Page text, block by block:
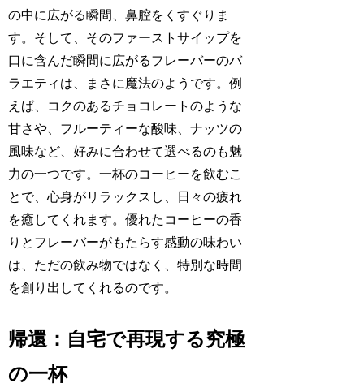
の中に広がる瞬間、鼻腔をくすぐりま
す。そして、そのファーストサイップを
口に含んだ瞬間に広がるフレーバーのバ
ラエティは、まさに魔法のようです。例
えば、コクのあるチョコレートのような
甘さや、フルーティーな酸味、ナッツの
風味など、好みに合わせて選べるのも魅
力の一つです。一杯のコーヒーを飲むこ
とで、心身がリラックスし、日々の疲れ
を癒してくれます。優れたコーヒーの香
りとフレーバーがもたらす感動の味わい
は、ただの飲み物ではなく、特別な時間
を創り出してくれるのです。
帰還：自宅で再現する究極
の一杯